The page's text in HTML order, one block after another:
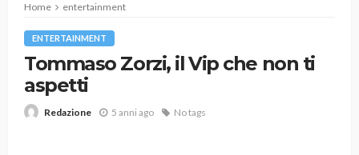
Home entertainment
ENTERTAINMENT
Tommaso Zorzi, il Vip che non ti
aspetti
Redazione 5 anni ago No tags